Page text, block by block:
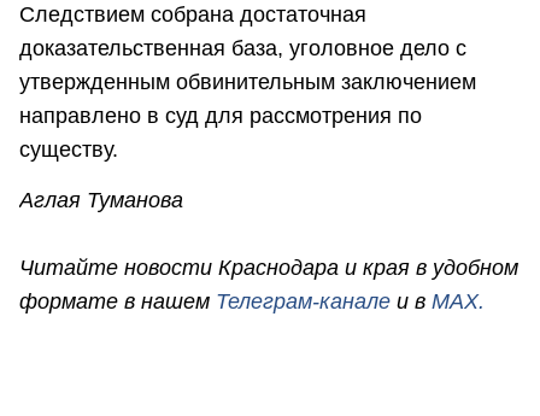
Следствием собрана достаточная
доказательственная база, уголовное дело с
утвержденным обвинительным заключением
направлено в суд для рассмотрения по
существу.
Аглая Туманова
Читайте новости Краснодара и края в удобном
формате в нашем Телеграм-канале и в MAX.